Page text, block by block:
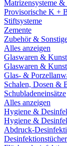
Matrizensysteme
Provisorische K +
Stiftsysteme
Zemente
Zubehör &
Alles anzeigen
Glaswaren &
Glaswaren &
Glas- &
Schalen, Dosen &
Schubladeneinsätze
Alles anzeigen
Hygiene &
Hygiene &
Abdruck-
Desinfektionstücher